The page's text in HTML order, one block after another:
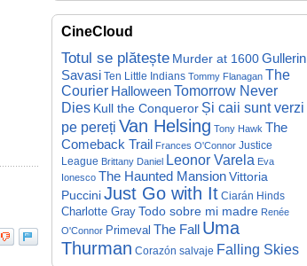
CineCloud
Totul se plătește Murder at 1600Gullerin
Savasi Ten Little Indians Tommy Flanagan The
Courier HalloweenTomorrow Never
Dies Kull the Conqueror Și caii sunt verzi
pe pereți Van Helsing Tony Hawk The
Comeback Trail Frances O'Connor Justice
League Brittany Daniel Leonor Varela Eva
Ionesco The Haunted MansionVittoria
PucciniJust Go with It Ciarán Hinds
Charlotte Gray Todo sobre mi madre Renée
O'Connor Primeval The Fall Uma
Thurman Corazón salvaje Falling Skies